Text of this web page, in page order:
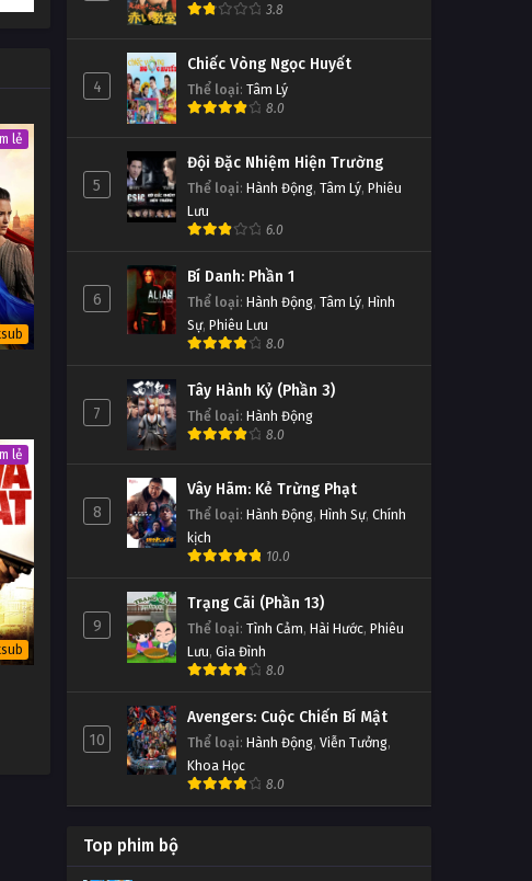
lẻ
lẻ
Truyện Tập 122
Tập 122
Truyện Tập 121
Tập 121
Đấu Phá Thương Khung Ngoại
Tập 120
Đấu Phá Thương Khung Ngoại
Tập 119
Đấu Phá Thương Khung Ngoại
Tập 118
Đấu Phá Thương Khung Ngoại
Truyện Tập 117
Đấu Phá Thương Khung Ngoại
Truyện Tập 116
Đấu Phá Thương Khung Ngoại
Truyện Tập 115
Tập 115
Truyện Tập 114
3.8
4
Chiếc Vòng Ngọc Huyết
Thể loại: Tâm Lý
8.0
5
Đội Đặc Nhiệm Hiện Trường
Thể loại: Hành Động, Tâm Lý, Phiêu
Lưu
6.0
6
Bí Danh: Phần 1
Thể loại: Hành Động, Tâm Lý, Hình
Sự, Phiêu Lưu
8.0
7
Tây Hành Kỷ (Phần 3)
Thể loại: Hành Động
8.0
8
Vây Hãm: Kẻ Trừng Phạt
Thể loại: Hành Động, Hình Sự, Chính
kịch
10.0
9
Trạng Cãi (Phần 13)
Thể loại: Tình Cảm, Hài Hước, Phiêu
Lưu, Gia Đình
8.0
10
Avengers: Cuộc Chiến Bí Mật
Thể loại: Hành Động, Viễn Tưởng,
Khoa Học
8.0
Top phim bộ